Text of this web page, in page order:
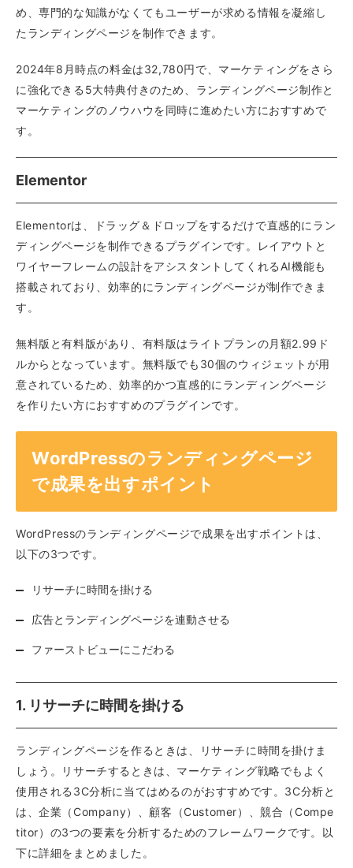
め、専門的な知識がなくてもユーザーが求める情報を凝縮し
たランディングページを制作できます。
2024年8月時点の料金は32,780円で、マーケティングをさら
に強化できる5大特典付きのため、ランディングページ制作と
マーケティングのノウハウを同時に進めたい方におすすめで
す。
Elementor
Elementorは、ドラッグ＆ドロップをするだけで直感的にラン
ディングページを制作できるプラグインです。レイアウトと
ワイヤーフレームの設計をアシスタントしてくれるAI機能も
搭載されており、効率的にランディングページが制作できま
す。
無料版と有料版があり、有料版はライトプランの月額2.99ド
ルからとなっています。無料版でも30個のウィジェットが用
意されているため、効率的かつ直感的にランディングページ
を作りたい方におすすめのプラグインです。
WordPressのランディングページ
で成果を出すポイント
WordPressのランディングページで成果を出すポイントは、
以下の3つです。
リサーチに時間を掛ける
広告とランディングページを連動させる
ファーストビューにこだわる
1. リサーチに時間を掛ける
ランディングページを作るときは、リサーチに時間を掛けま
しょう。リサーチするときは、マーケティング戦略でもよく
使用される3C分析に当てはめるのがおすすめです。3C分析と
は、企業（Company）、顧客（Customer）、競合（Compe
titor）の3つの要素を分析するためのフレームワークです。以
下に詳細をまとめました。